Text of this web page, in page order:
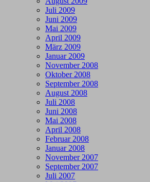
Juli 2009
Juni 2009
Mai 2009
April 2009
März 2009
Januar 2009
November 2008
Oktober 2008
September 2008
August 2008
Juli 2008
Juni 2008
Mai 2008
April 2008
Februar 2008
Januar 2008
November 2007
September 2007
Juli 2007